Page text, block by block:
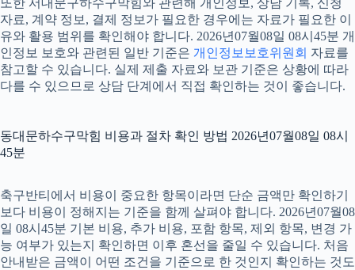
또한 서대문구하수구막힘와 관련해 개인정보, 상담 기록, 신청
자료, 계약 정보, 결제 정보가 필요한 경우에는 자료가 필요한 이
유와 활용 범위를 확인해야 합니다. 2026년07월08일 08시45분 개
인정보 보호와 관련된 일반 기준은 개인정보보호위원회 자료를
참고할 수 있습니다. 실제 제출 자료와 보관 기준은 상황에 따라
다를 수 있으므로 상담 단계에서 직접 확인하는 것이 좋습니다.
동대문하수구막힘 비용과 절차 확인 방법 2026년07월08일 08시
45분
축구반티에서 비용이 중요한 항목이라면 단순 금액만 확인하기
보다 비용이 정해지는 기준을 함께 살펴야 합니다. 2026년07월08
일 08시45분 기본 비용, 추가 비용, 포함 항목, 제외 항목, 변경 가
능 여부가 있는지 확인하면 이후 혼선을 줄일 수 있습니다. 처음
안내받은 금액이 어떤 조건을 기준으로 한 것인지 확인하는 것도